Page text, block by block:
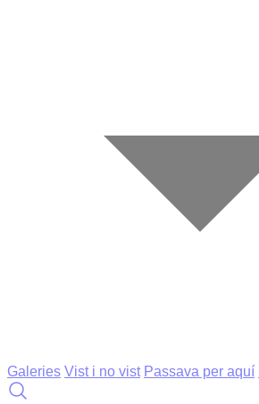
Galeries Vist i no vist Passava per aquí